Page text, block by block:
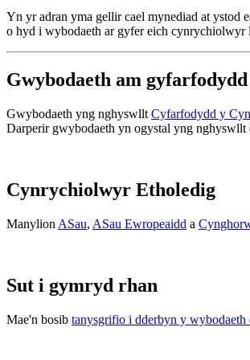
Yn yr adran yma gellir cael mynediad at ystod
o hyd i wybodaeth ar gyfer eich cynrychiolwyr
Gwybodaeth am
Gwybodaeth yng nghyswllt Cyfarfodydd y
Darperir gwybodaeth yn ogystal yng
Cynrychiolwyr Etholedig
Manylion ASau, ASau Ewropeaidd a
Sut i gymryd rhan
Mae'n bosib tanysgrifio i dderbyn y wybodaeth